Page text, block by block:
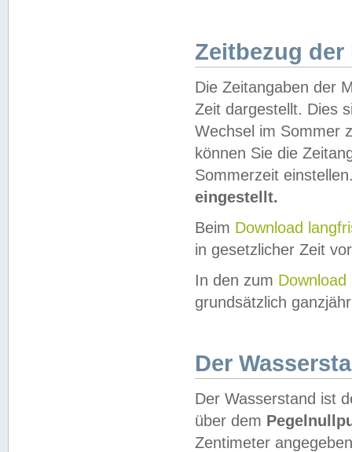
Zeitbezug der
Die Zeitangaben der
Zeit dargestellt. Dies
Wechsel im Sommer
können Sie die
Sommerzeit
eingestellt.
Beim Download
in gesetzlicher Zeit
In den zum Download
grundsätzlich
Der
Der Wasserstand ist
über dem
Zentimeter